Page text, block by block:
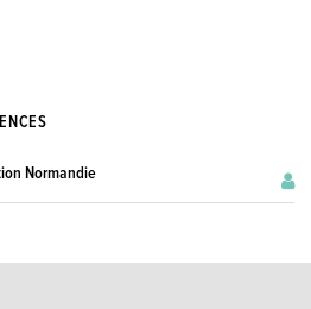
Normandie